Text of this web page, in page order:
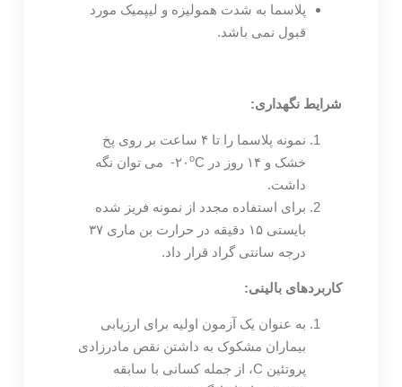
پلاسما به شدت همولیزه و لیپمیک مورد
قبول نمی باشد.
شرایط نگهداری:
نمونه پلاسما را تا ۴ ساعت بر روی پخ
خشک و ۱۴ روز در ۲۰
o
C- می توان نگه
داشت.
برای استفاده مجدد از نمونه فریز شده
بایستی ۱۵ دقیقه در حرارت بن ماری ۳۷
درجه سانتی گراد قرار داد.
کاربردهای بالینی:
به عنوان یک آزمون اولیه برای ارزیابی
بیماران مشکوک به داشتن نقص مادرزادی
پروتئین C، از جمله کسانی با سابقه